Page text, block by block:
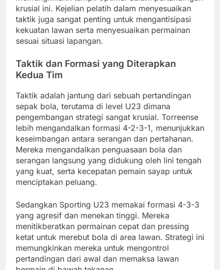
krusial ini. Kejelian pelatih dalam menyesuaikan
taktik juga sangat penting untuk mengantisipasi
kekuatan lawan serta menyesuaikan permainan
sesuai situasi lapangan.
Taktik dan Formasi yang Diterapkan
Kedua Tim
Taktik adalah jantung dari sebuah pertandingan
sepak bola, terutama di level U23 dimana
pengembangan strategi sangat krusial. Torreense
lebih mengandalkan formasi 4-2-3-1, menunjukkan
keseimbangan antara serangan dan pertahanan.
Mereka mengandalkan penguasaan bola dan
serangan langsung yang didukung oleh lini tengah
yang kuat, serta kecepatan pemain sayap untuk
menciptakan peluang.
Sedangkan Sporting U23 memakai formasi 4-3-3
yang agresif dan menekan tinggi. Mereka
menitikberatkan permainan cepat dan pressing
ketat untuk merebut bola di area lawan. Strategi ini
memungkinkan mereka untuk mengontrol
pertandingan dari awal dan memaksa lawan